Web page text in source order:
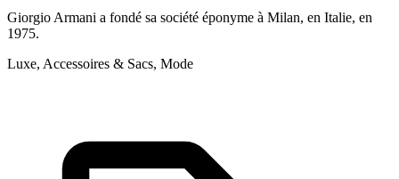
Giorgio Armani a fondé sa société éponyme à Milan, en Italie, en
1975.
Luxe, Accessoires & Sacs, Mode